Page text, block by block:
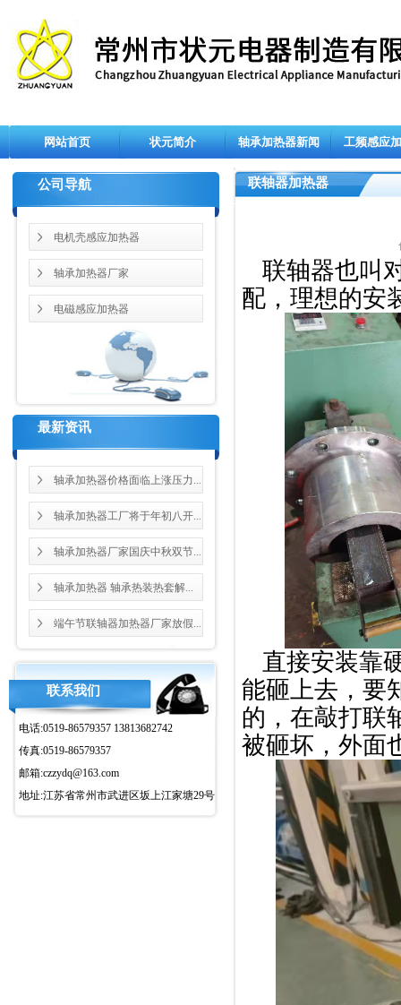
网站首页 状元简介 轴承加热器新闻 工频感应
公司导航
电机壳感应加热器
轴承加热器厂家
电磁感应加热器
最新资讯
轴承加热器价格面临上涨压力...
轴承加热器工厂将于年初八开...
轴承加热器厂家国庆中秋双节...
轴承加热器 轴承热装热套解...
端午节联轴器加热器厂家放假...
联系我们
电话:0519-86579357 13813682742
传真:0519-86579357
邮箱:czzydq@163.com
地址:江苏省常州市武进区坂上江家塘29号
联轴器加热器
联轴器也叫
配，理想的安
直接安装靠
能砸上去，要
的，在敲打联
被砸坏，外面